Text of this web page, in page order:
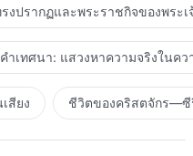
งปรากฏและพระราชกิจของพระเ
ำเทศนา: แสวงหาความจริงในคว
สียง ชีวิตของคริสตจักร—ซี